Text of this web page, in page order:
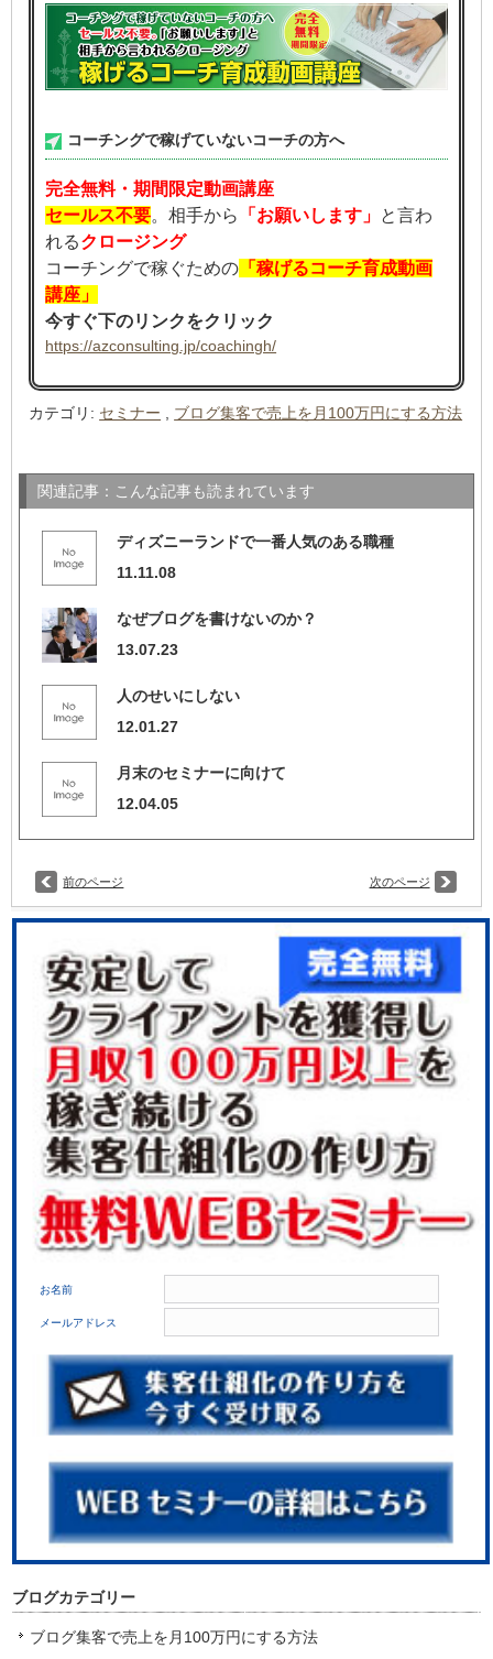
コーチングで稼げていないコーチの方へ
完全無料・期間限定動画講座
セールス不要。相手から 「お願いします」 と言わ
れるクロージング
コーチングで稼ぐための 「稼げるコーチ育成動画
講座」
今すぐ下のリンクをクリック
https://azconsulting.jp/coachingh/
カテゴリ : セミナー ブログ集客で売上を月100万円にする方法
関連記事：こんな記事も読まれています
ディズニーランドで一番人気のある職種
11.11.08
なぜブログを書けないのか？
13.07.23
人のせいにしない
12.01.27
月末のセミナーに向けて
12.04.05
前のページ 次のページ
お名前
メールアドレス
ブログカテゴリー
ブログ集客で売上を月100万円にする方法